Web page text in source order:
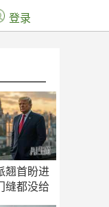
翘首盼进
缝都没给
登录